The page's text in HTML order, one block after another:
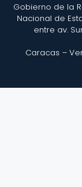
Gobierno de la
Nacional de
entre av.
Caracas –